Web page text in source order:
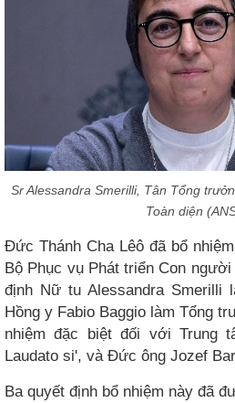
Sr Alessandra Smerilli, Tân Tổng
Toàn diện
Đức Thánh Cha Lêô đã bổ
Bộ Phục vụ Phát triển Con
định Nữ tu Alessandra Smerilli
Hồng y Fabio Baggio làm Tổng
nhiệm đặc biệt đối với Trung
Laudato si', và Đức ông Jozef
Ba quyết định bổ nhiệm này đã